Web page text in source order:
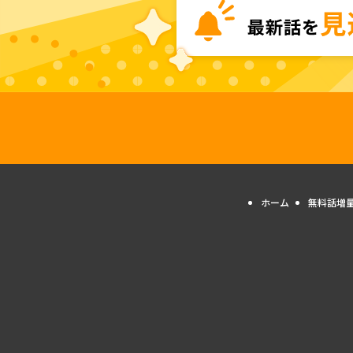
ホーム 無料話増